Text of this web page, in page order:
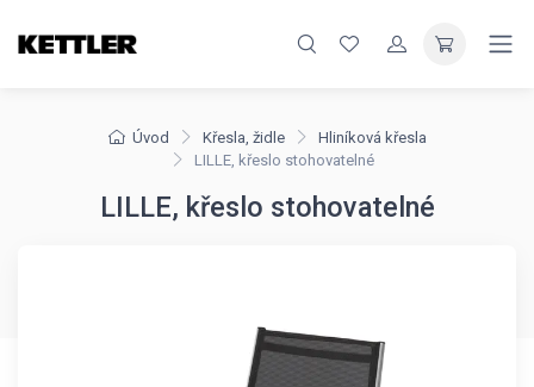
Úvod Křesla, židle
Hliníková křesla
LILLE, křeslo stohovatelné
LILLE, křeslo stohovatelné